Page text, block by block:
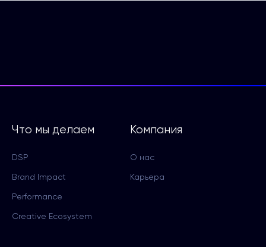
Компания
О нас
Карьера
Что мы делаем
DSP
Brand Impact
Performance
Creative Ecosystem